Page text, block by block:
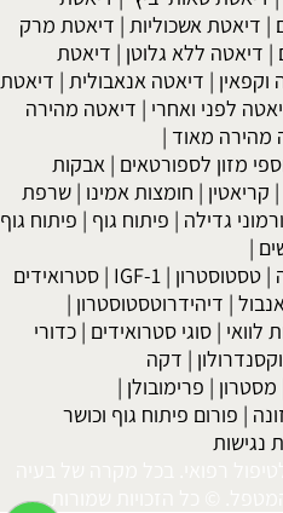
| דיאטת אשכוליות | דיאטת מרק
| דיאטה ללא גלוטן | דיאטת
וקפאין | דיאטה אנאבולית | דיאטת
לפני ואחרי | דיאטה מהירה
מהירה מאוד |
מזון לספורטאים | אבקות
| קריאטין | חומצות אמינו |שרפת
גדילה | פיתוח גוף | פיתוח גוף
|
|טסטוסטרון |
IGF-1
|סטרואידים
| דיהידרוטסטוסטרון |
לוואי | סוגי סטרואידים | כדורי
| דקה
מסטרון | פרימובולן |
| פורום פיתוח גוף וכושר
נגישות
רפואי. בכל מקרה של בעיה
© כל הזכויות שמורות.